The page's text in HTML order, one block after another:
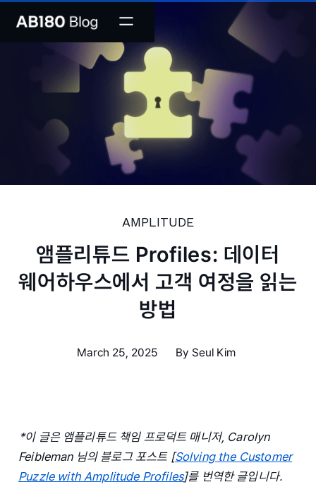
AMPLITUDE
앰플리튜드 Profiles: 데이터
웨어하우스에서 고객 여정을 읽는
방법
March 25, 2025 By Seul Kim
*이 글은 앰플리튜드 책임 프로덕트 매니저, Carolyn
Feibleman 님의 블로그 포스트 [Solving the Customer
Puzzle with Amplitude Profiles]를 번역한 글입니다.